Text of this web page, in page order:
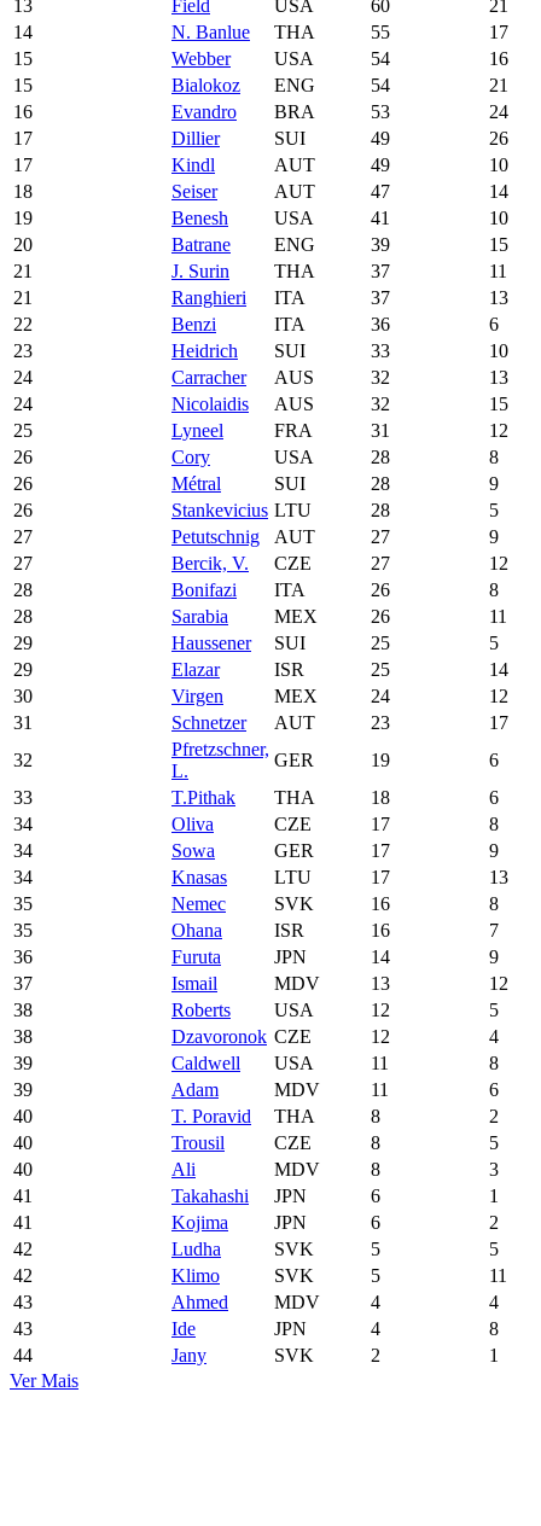
13
Field USA 60
21
14
N. Banlue THA 55
17
15
Webber USA 54
16
15
Bialokoz ENG 54
21
16
Evandro BRA 53
24
17
Dillier SUI 49
26
17
Kindl AUT 49
10
18
Seiser AUT 47
14
19
Benesh USA 41
10
20
Batrane ENG 39
15
21
J. Surin THA 37
11
21
Ranghieri ITA 37
13
22
Benzi ITA 36
6
23
Heidrich SUI 33
10
24
Carracher AUS 32
13
24
Nicolaidis AUS 32
15
25
Lyneel FRA 31
12
26
Cory USA 28
8
26
Métral SUI 28
9
26
Stankevicius LTU 28
5
27
Petutschnig AUT 27
9
27
Bercik, V. CZE 27
12
28
Bonifazi ITA 26
8
28
Sarabia MEX 26
11
29
Haussener SUI 25
5
29
Elazar ISR 25
14
30
Virgen MEX 24
12
31
Schnetzer AUT 23
17
32
Pfretzschner,
L.
GER 19
6
33
T.Pithak THA 18
6
34
Oliva CZE 17
8
34
Sowa GER 17
9
34
Knasas LTU 17
13
35
Nemec SVK 16
8
35
Ohana ISR 16
7
36
Furuta JPN 14
9
37
Ismail MDV 13
12
38
Roberts USA 12
5
38
Dzavoronok CZE 12
4
39
Caldwell USA 11
8
39
Adam MDV 11
6
40
T. Poravid THA 8
2
40
Trousil CZE 8
5
40
Ali MDV 8
3
41
Takahashi JPN 6
1
41
Kojima JPN 6
2
42
Ludha SVK 5
5
42
Klimo SVK 5
11
43
Ahmed MDV 4
4
43
Ide JPN 4
8
44
Jany SVK 2
1
Ver Mais